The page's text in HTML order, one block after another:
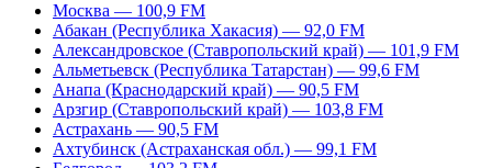
Москва — 100,9 FM
Абакан (Республика Хакасия) — 92,0 FM
Александровское (Ставропольский край) — 101,9 FM
Альметьевск (Республика Татарстан) — 99,6 FM
Анапа (Краснодарский край) — 90,5 FM
Арзгир (Ставропольский край) — 103,8 FM
Астрахань — 90,5 FM
Ахтубинск (Астраханская обл.) — 99,1 FM